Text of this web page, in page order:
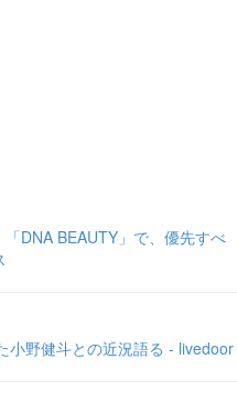
DNA BEAUTY」で、優先すべ
小野健斗との近況語る - livedoor